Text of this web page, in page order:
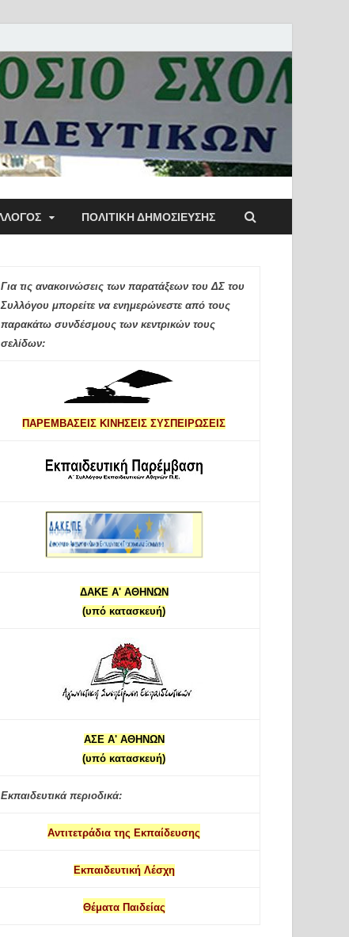
Αθηνών
Π.Ε.
ΠΟΛΙΤΙΚΉ ΔΗΜΟΣΊΕΥΣΗΣ
Για τις ανακοινώσεις των παρατάξεων του ΔΣ του
Συλλόγου μπορείτε να ενημερώνεστε από τους
παρακάτω συνδέσμους των κεντρικών τους
σελίδων:
ΠΑΡΕΜΒΑΣΕΙΣ ΚΙΝΗΣΕΙΣ ΣΥΣΠΕΙΡΩΣΕΙΣ
ΔΑΚΕ Α' ΑΘΗΝΩΝ
(υπό κατασκευή)
ΑΣΕ Α' ΑΘΗΝΩΝ
(υπό κατασκευή)
Εκπαιδευτικά περιοδικά:
Αντιτετράδια της Εκπαίδευσης
Εκπαιδευτική Λέσχη
Θέματα Παιδείας